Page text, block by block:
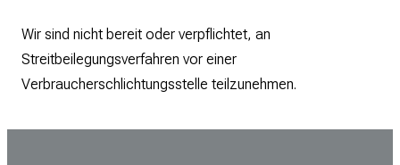
Wir sind nicht bereit oder verpflichtet, an
Streitbeilegungsverfahren vor einer
Verbraucherschlichtungsstelle teilzunehmen.